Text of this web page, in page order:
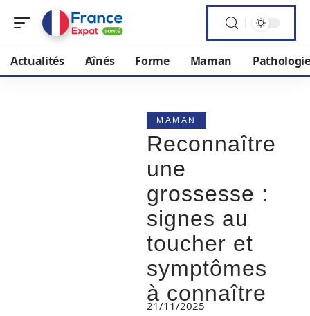
Actualités Aînés Forme Maman
MAMAN
Reconnaître
une
grossesse :
signes au
toucher et
symptômes
à connaître
21/11/2025